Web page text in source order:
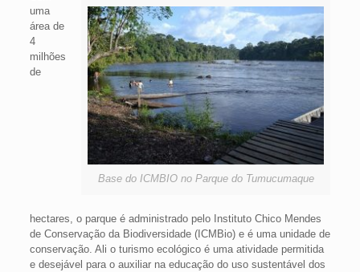
Base do ICMBIO no Parque do Tumucumaque
uma
área de
4
milhões
de
hectares, o parque é administrado pelo Instituto Chico Mendes
de Conservação da Biodiversidade (ICMBio) e é uma unidade de
conservação. Ali o turismo ecológico é uma atividade permitida
e desejável para o auxiliar na educação do uso sustentável dos